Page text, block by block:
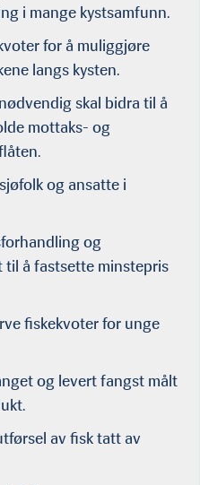
i mange kystsamfunn.
for å muliggjøre
langs kysten.
skal bidra til å
mottaks- og
og ansatte i
og
til å fastsette minstepris
fiskekvoter for unge
og levert fangst målt
av fisk tatt av